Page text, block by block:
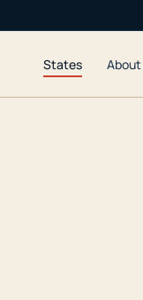
States About